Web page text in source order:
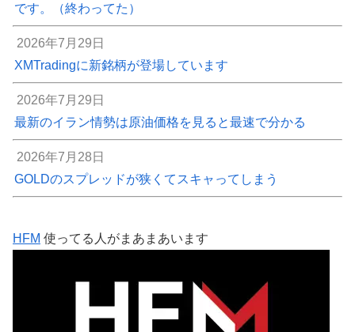
です。（終わってた）
2026年7月29日
XMTradingに新銘柄が登場しています
2026年7月29日
最新のイラン情勢は原油価格を見ると最速で分かる
2026年7月28日
GOLDのスプレッドが狭くてスキャってしまう
HFM 使ってる人がまあまあいます